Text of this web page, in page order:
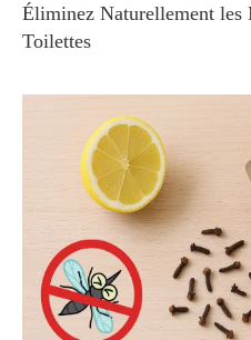
Éliminez Naturellement les
Toilettes